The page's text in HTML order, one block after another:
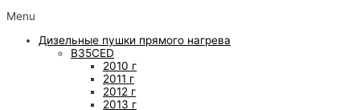
Menu
Дизельные пушки прямого нагрева
B35CED
2010 г
2011 г
2012 г
2013 г